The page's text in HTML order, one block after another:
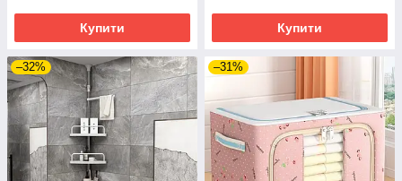
Купити Купити
–32% –31%